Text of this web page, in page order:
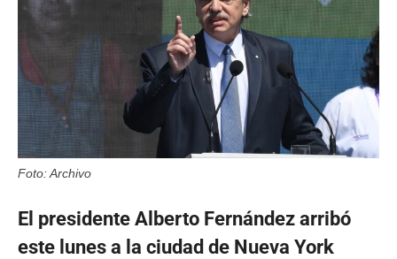
Foto: Archivo
El presidente Alberto Fernández arribó
este lunes a la ciudad de Nueva York